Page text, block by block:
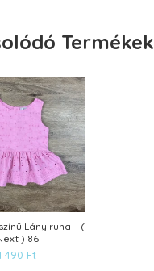
Termékek
Lány ruha – (
) 86
490 Ft